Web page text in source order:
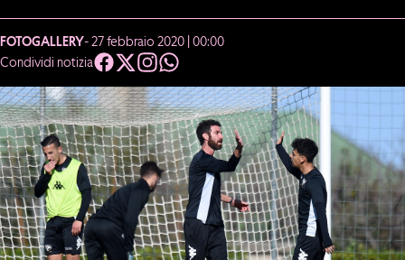
FOTOGALLERY- 27 febbraio 2020 | 00:00
Condividi notizia